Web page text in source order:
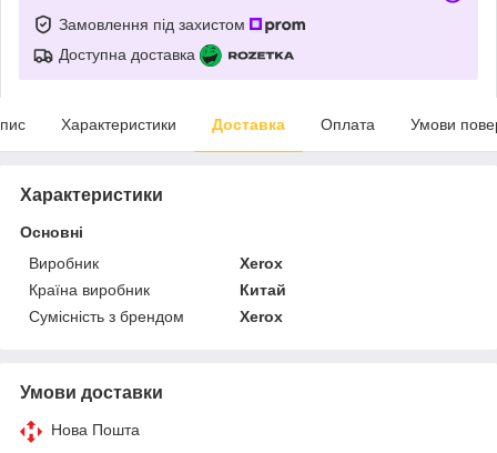
Замовлення під захистом
Доступна доставка
Характеристики Доставка Оплата Умови
Характеристики
Основні
Виробник
Xerox
Країна виробник
Китай
Сумісність з брендом
Xerox
Умови доставки
Нова Пошта